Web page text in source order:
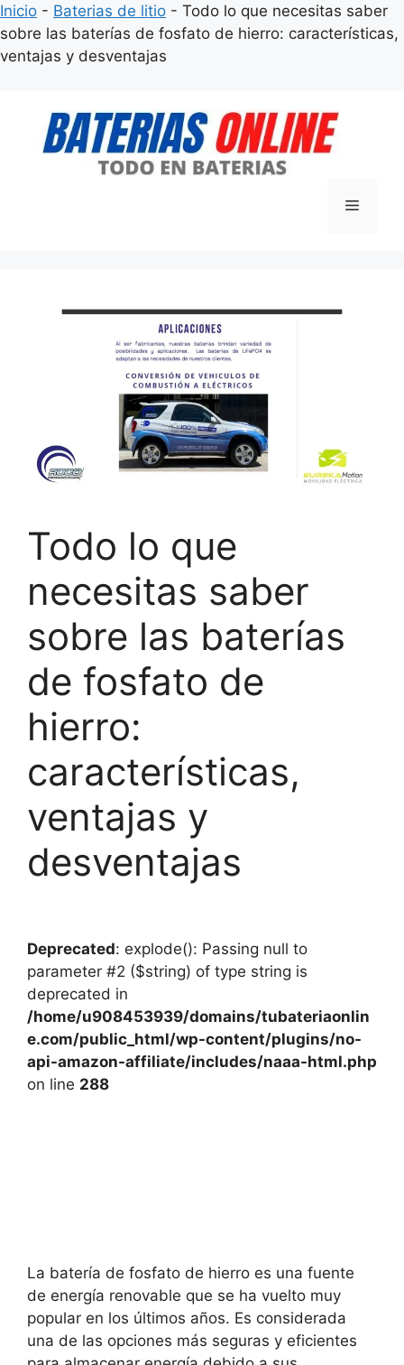
Inicio - Baterias de litio - Todo lo que necesitas saber
sobre las baterías de fosfato de hierro: características,
ventajas y desventajas
contenido
Menú
Todo lo que
necesitas saber
sobre las baterías
de fosfato de
hierro:
características,
ventajas y
desventajas
Deprecated: explode(): Passing null to
parameter #2 ($string) of type string is
deprecated in
/home/u908453939/domains/tubateriaonlin
e.com/public_html/wp-content/plugins/no-
api-amazon-affiliate/includes/naaa-html.php
on line 288
La batería de fosfato de hierro es una fuente
de energía renovable que se ha vuelto muy
popular en los últimos años. Es considerada
una de las opciones más seguras y eficientes